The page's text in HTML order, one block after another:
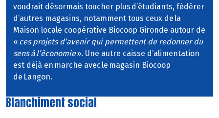
voudrait désormais toucher plus d’étudiants, fédérer
d’autres magasins, notamment tous ceux de la
Maison locale coopérative Biocoop Gironde autour de
« ces projets d’avenir qui permettent de redonner du
sens à l’économie». Une autre caisse d’alimentation
est déjà en marche avec le magasin Biocoop
de Langon.
Blanchiment social